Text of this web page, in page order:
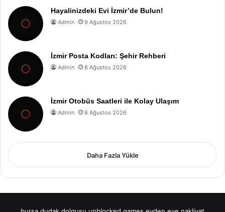
Hayalinizdeki Evi İzmir’de Bulun!
Admin 9 Ağustos 2026
İzmir Posta Kodları: Şehir Rehberi
Admin 8 Ağustos 2026
İzmir Otobüs Saatleri ile Kolay Ulaşım
Admin 8 Ağustos 2026
Daha Fazla Yükle